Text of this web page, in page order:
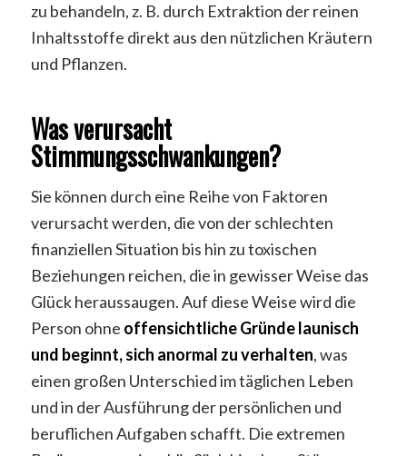
zu behandeln, z. B. durch Extraktion der reinen
Inhaltsstoffe direkt aus den nützlichen Kräutern
und Pflanzen.
Was verursacht
Stimmungsschwankungen?
Sie können durch eine Reihe von Faktoren
verursacht werden, die von der schlechten
finanziellen Situation bis hin zu toxischen
Beziehungen reichen, die in gewisser Weise das
Glück heraussaugen. Auf diese Weise wird die
Person ohne offensichtliche Gründe launisch
und beginnt, sich anormal zu verhalten, was
einen großen Unterschied im täglichen Leben
und in der Ausführung der persönlichen und
beruflichen Aufgaben schafft. Die extremen